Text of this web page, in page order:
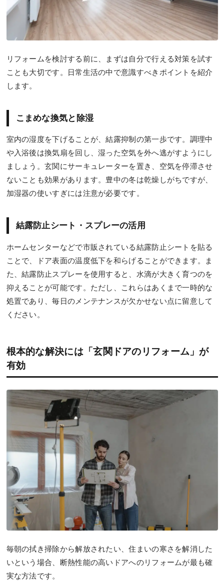
リフォームを検討する前に、まずは自分で行える対策を試す
ことも大切です。日常生活の中で意識すべきポイントを紹介
します。
こまめな換気と除湿
室内の湿度を下げることが、結露抑制の第一歩です。調理中
や入浴後は換気扇を回し、湿った空気を外へ逃がすようにし
ましょう。玄関にサーキュレーターを置き、空気を停滞させ
ないことも効果があります。豊中の冬は乾燥しがちですが、
加湿器の使いすぎには注意が必要です。
結露防止シート・スプレーの活用
ホームセンターなどで市販されている結露防止シートを貼る
ことで、ドア表面の温度低下を和らげることができます。ま
た、結露防止スプレーを使用すると、水滴が大きく育つのを
抑えることが可能です。ただし、これらはあくまで一時的な
処置であり、毎日のメンテナンスが欠かせない点に留意して
ください。
根本的な解決には「玄関ドアのリフォーム」が
有効
毎朝の拭き掃除から解放されたい、住まいの寒さを解消した
いという場合、断熱性能の高いドアへのリフォームが最も確
実な方法です。